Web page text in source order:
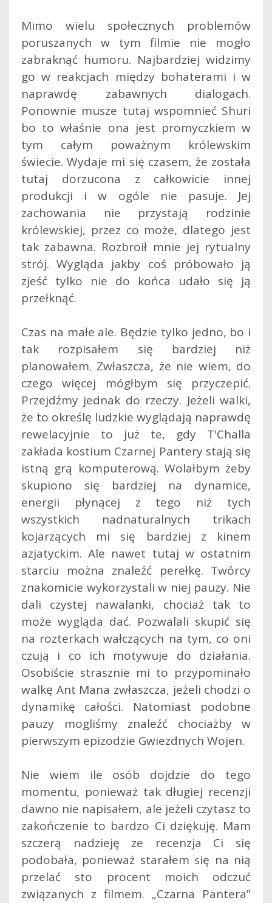
Mimo wielu społecznych problemów
poruszanych w tym filmie nie mogło
zabraknąć humoru. Najbardziej widzimy
go w reakcjach między bohaterami i w
naprawdę zabawnych dialogach.
Ponownie musze tutaj wspomnieć Shuri
bo to właśnie ona jest promyczkiem w
tym całym poważnym królewskim
świecie. Wydaje mi się czasem, że została
tutaj dorzucona z całkowicie innej
produkcji i w ogóle nie pasuje. Jej
zachowania nie przystają rodzinie
królewskiej, przez co może, dlatego jest
tak zabawna. Rozbroił mnie jej rytualny
strój. Wygląda jakby coś próbowało ją
zjeść tylko nie do końca udało się ją
przełknąć.
Czas na małe ale. Będzie tylko jedno, bo i
tak rozpisałem się bardziej niż
planowałem. Zwłaszcza, że nie wiem, do
czego więcej mógłbym się przyczepić.
Przejdźmy jednak do rzeczy. Jeżeli walki,
że to określę ludzkie wyglądają naprawdę
rewelacyjnie to już te, gdy T'Challa
zakłada kostium Czarnej Pantery stają się
istną grą komputerową. Wolałbym żeby
skupiono się bardziej na dynamice,
energii płynącej z tego niż tych
wszystkich nadnaturalnych trikach
kojarzących mi się bardziej z kinem
azjatyckim. Ale nawet tutaj w ostatnim
starciu można znaleźć perełkę. Twórcy
znakomicie wykorzystali w niej pauzy. Nie
dali czystej nawalanki, chociaż tak to
może wygląda dać. Pozwalali skupić się
na rozterkach wałczących na tym, co oni
czują i co ich motywuje do działania.
Osobiście strasznie mi to przypominało
walkę Ant Mana zwłaszcza, jeżeli chodzi o
dynamikę całości. Natomiast podobne
pauzy mogliśmy znaleźć chociażby w
pierwszym epizodzie Gwiezdnych Wojen.
Nie wiem ile osób dojdzie do tego
momentu, ponieważ tak długiej recenzji
dawno nie napisałem, ale jeżeli czytasz to
zakończenie to bardzo Ci dziękuję. Mam
szczerą nadzieję ze recenzja Ci się
podobała, ponieważ starałem się na nią
przelać sto procent moich odczuć
związanych z filmem. „Czarna Pantera”